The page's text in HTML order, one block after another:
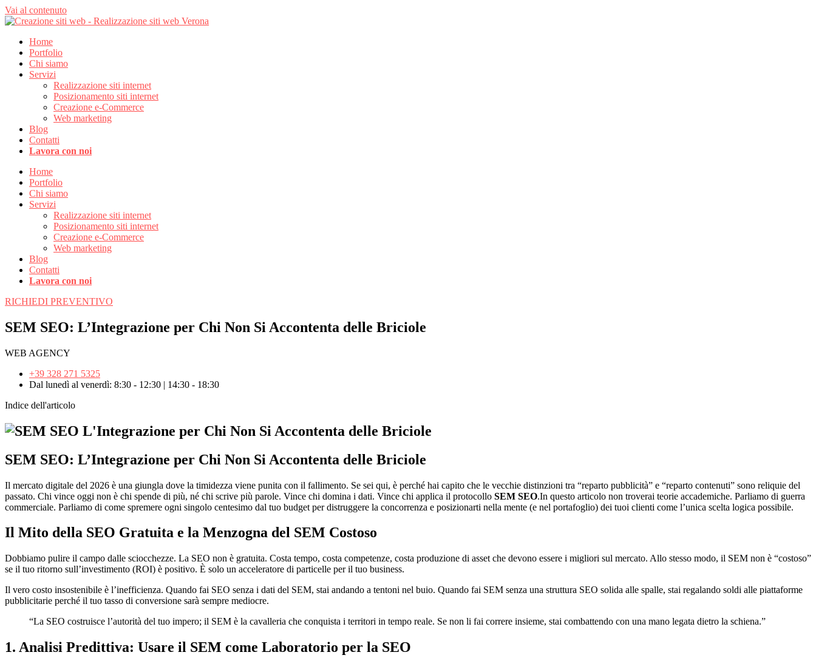
Vai al contenuto
Home
Portfolio
Chi siamo
Servizi
Realizzazione siti internet
Posizionamento siti internet
Creazione e-Commerce
Web marketing
Blog
Contatti
Lavora con noi
Home
Portfolio
Chi siamo
Servizi
Realizzazione siti internet
Posizionamento siti internet
Creazione e-Commerce
Web marketing
Blog
Contatti
Lavora con noi
RICHIEDI PREVENTIVO
SEM SEO: L’Integrazione per Chi Non Si Accontenta delle Briciole
WEB AGENCY
+39 328 271 5325
Dal lunedì al venerdì: 8:30 - 12:30 | 14:30 - 18:30
Indice dell'articolo
SEM SEO: L’Integrazione per Chi Non Si Accontenta delle Briciole
Il mercato digitale del 2026 è una giungla dove la timidezza viene punita con il fallimento. Se sei qui, è perché hai capito che le vecchie distinzioni tra “reparto pubblicità” e “reparto contenuti” sono reliquie del
passato. Chi vince oggi non è chi spende di più, né chi scrive più parole. Vince chi domina i dati. Vince chi applica il protocollo SEM SEO.In questo articolo non troverai teorie accademiche. Parliamo di guerra
commerciale. Parliamo di come spremere ogni singolo centesimo dal tuo budget per distruggere la concorrenza e posizionarti nella mente (e nel portafoglio) dei tuoi clienti come l’unica scelta logica possibile.
Il Mito della SEO Gratuita e la Menzogna del SEM Costoso
Dobbiamo pulire il campo dalle sciocchezze. La SEO non è gratuita. Costa tempo, costa competenze, costa produzione di asset che devono essere i migliori sul mercato. Allo stesso modo, il SEM non è “costoso”
se il tuo ritorno sull’investimento (ROI) è positivo. È solo un acceleratore di particelle per il tuo business.
Il vero costo insostenibile è l’inefficienza. Quando fai SEO senza i dati del SEM, stai andando a tentoni nel buio. Quando fai SEM senza una struttura SEO solida alle spalle, stai regalando soldi alle piattaforme
pubblicitarie perché il tuo tasso di conversione sarà sempre mediocre.
“La SEO costruisce l’autorità del tuo impero; il SEM è la cavalleria che conquista i territori in tempo reale. Se non li fai correre insieme, stai combattendo con una mano legata dietro la schiena.”
1. Analisi Predittiva: Usare il SEM come Laboratorio per la SEO